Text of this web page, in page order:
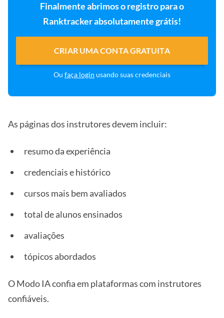
Finalmente abrimos o registro para o
Ranktracker absolutamente grátis!
CRIAR UMA CONTA GRATUITA
Ou faça login usando suas credenciais
As páginas dos instrutores devem incluir:
resumo da experiência
credenciais e histórico
cursos mais bem avaliados
total de alunos ensinados
avaliações
tópicos abordados
O Modo IA confia em plataformas com instrutores
confiáveis.